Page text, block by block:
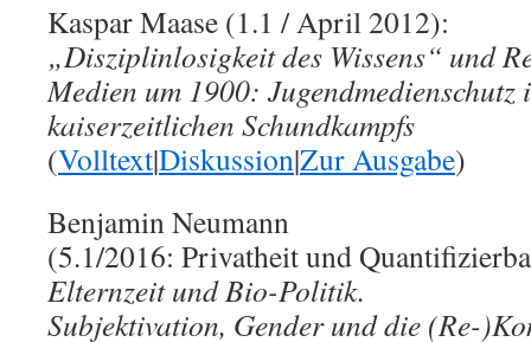
Kaspar Maase (1.1 / April 2012):
„Disziplinlosigkeit des Wissens“ und
Medien um 1900: Jugendmedienschutz
kaiserzeitlichen Schundkampfs
(Volltext|Diskussion|Zur Ausgabe)
Benjamin Neumann
(5.1/2016: Privatheit und
Elternzeit und Bio-Politik.
Subjektivation, Gender und die (Re-